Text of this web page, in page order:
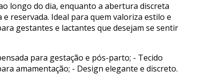
longo do dia, enquanto a abertura discreta
reservada. Ideal para quem valoriza estilo e
gestantes e lactantes que desejam se sentir
para gestação e pós-parto; - Tecido
amamentação; - Design elegante e discreto.